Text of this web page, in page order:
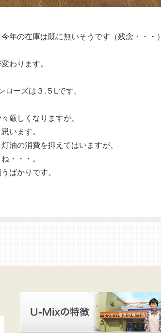
年の在庫は既に無いそうです（残念・・・）
わります。
ーズは３.５Lです。
厳しくなりますが、
います。
油の消費を抑えてはいますが、
・・・。
ばかりです。